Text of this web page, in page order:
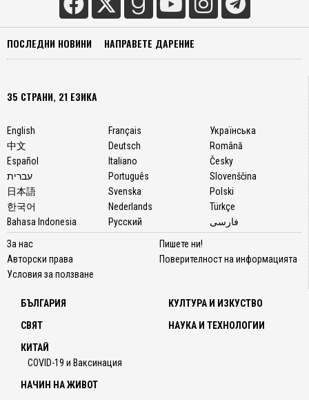
ПОСЛЕДНИ НОВИНИ НАПРАВЕТЕ ДАРЕНИЕ
35 СТРАНИ, 21 ЕЗИКА
English
中文
Español
עברית
日本語
한국어
Bahasa Indonesia
Français
Deutsch
Italiano
Português
Svenska
Nederlands
Русский
Українська
Română
Česky
Slovenščina
Polski
Türkçe
فارسی
За нас
Авторски права
Условия за ползване
Пишете ни!
Поверителност на информацията
БЪЛГАРИЯ
СВЯТ
КИТАЙ
COVID-19 и Ваксинация
КУЛТУРА И ИЗКУСТВО
НАУКА И ТЕХНОЛОГИИ
НАЧИН НА ЖИВОТ